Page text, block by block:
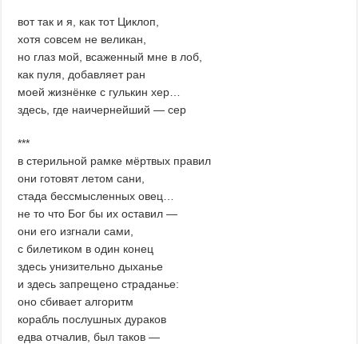
вот так и я, как тот Циклоп,
хотя совсем не великан,
но глаз мой, всаженный мне в лоб,
как пуля, добавляет ран
моей жизнёнке с гулькин хер…
здесь, где наичернейший — сер
***
в стерильной рамке мёртвых правил
они готовят летом сани,
стада бессмысленных овец…
не то что Бог бы их оставил —
они его изгнали сами,
с билетиком в один конец
здесь унизительно дыханье
и здесь запрещено страданье:
оно сбивает алгоритм
корабль послушных дураков
едва отчалив, был таков —